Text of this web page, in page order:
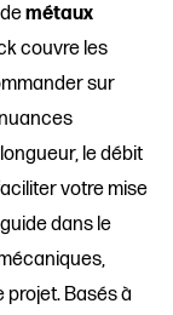
demétaux
couvre les
sur
le débit
votre mise
dans le
Basés à